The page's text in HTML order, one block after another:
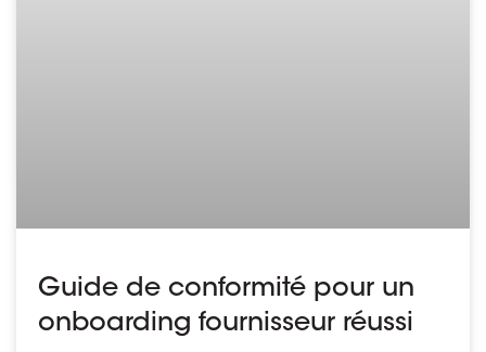
Guide de conformité pour un
onboarding fournisseur réussi